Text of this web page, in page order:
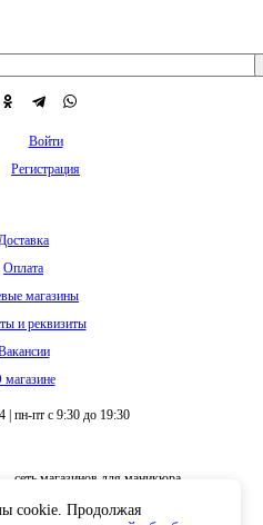
Войти
Регистрация
Оплата
магазины
и реквизиты
пн-пт с 9:30 до 19:30
магазинов для маникюра
cookie. Продолжая